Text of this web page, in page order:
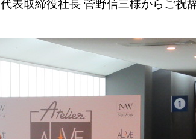
表取締役社長 菅野信三様からご祝